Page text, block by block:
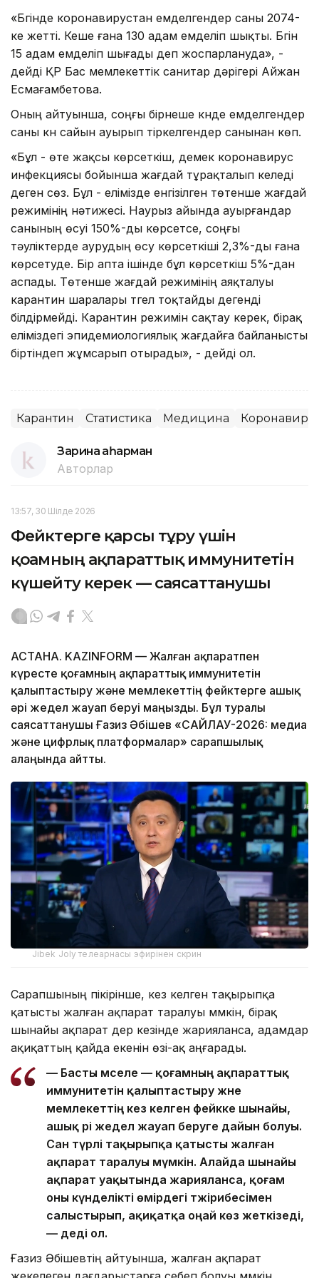
«Бүгінде коронавирустан емделгендер саны 2074-
ке жетті. Кеше ғана 130 адам емделіп шықты. Бүгін
15 адам емделіп шығады деп жоспарлануда», -
дейді ҚР Бас мемлекеттік санитар дәрігері Айжан
Есмағамбетова.
Оның айтуынша, соңғы бірнеше күнде емделгендер
саны күн сайын ауырып тіркелгендер санынан көп.
«Бұл - өте жақсы көрсеткіш, демек коронавирус
инфекциясы бойынша жағдай тұрақталып келеді
деген сөз. Бұл - елімізде енгізілген төтенше жағдай
режимінің нәтижесі. Наурыз айында ауырғандар
санының өсуі 150%-ды көрсетсе, соңғы
тәуліктерде аурудың өсу көрсеткіші 2,3%-ды ғана
көрсетуде. Бір апта ішінде бұл көрсеткіш 5%-дан
аспады. Төтенше жағдай режимінің аяқталуы
карантин шаралары түгел тоқтайды дегенді
білдірмейді. Карантин режимін сақтау керек, бірақ
еліміздегі эпидемиологиялық жағдайға байланысты
біртіндеп жұмсарып отырады», - дейді ол.
Карантин Статистика Медицина
Зарина Қаһарман
Авторлар
13:57, 30 Шілде 2026
Фейктерге қарсы тұру үшін
қоғамның ақпараттық иммунитетін
күшейту керек — саясаттанушы
АСТАНА. KAZINFORM — Жалған ақпаратпен
күресте қоғамның ақпараттық иммунитетін
қалыптастыру және мемлекеттің фейктерге ашық
әрі жедел жауап беруі маңызды. Бұл туралы
саясаттанушы Ғазиз Әбішев «САЙЛАУ-2026: медиа
және цифрлық платформалар» сарапшылық
алаңында айтты.
Jibek Joly телеарнасы эфирінен скрин
Сарапшының пікірінше, кез келген тақырыпқа
қатысты жалған ақпарат таралуы мүмкін, бірақ
шынайы ақпарат дер кезінде жарияланса, адамдар
ақиқаттың қайда екенін өзі-ақ аңғарады.
— Басты мәселе — қоғамның ақпараттық
иммунитетін қалыптастыру және
мемлекеттің кез келген фейкке шынайы,
ашық әрі жедел жауап беруге дайын болуы.
Сан түрлі тақырыпқа қатысты жалған
ақпарат таралуы мүмкін. Алайда шынайы
ақпарат уақытында жарияланса, қоғам
оны күнделікті өмірдегі тәжірибесімен
салыстырып, ақиқатқа оңай көз жеткізеді,
— деді ол.
Ғазиз Әбішевтің айтуынша, жалған ақпарат